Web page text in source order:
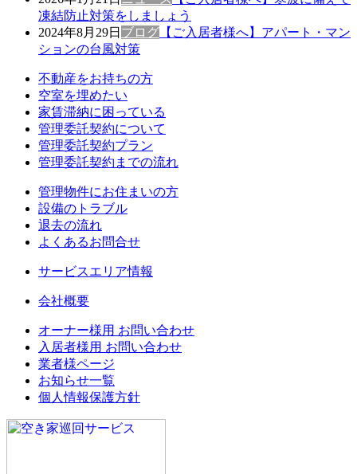
凍結防止対策をしましょう
2024年8月29日 ブログ 【ご入居者様へ】アパート・マン
ションの台風対策
不動産をお持ちの方
空室を埋めたい
家賃滞納に困っている
管理委託契約について
管理委託契約プラン
管理委託契約までの流れ
管理物件にお住まいの方
設備のトラブル
退去の流れ
よくあるお問合せ
サービスエリア情報
会社概要
オーナー様用 お問い合わせ
入居者様用 お問い合わせ
業者様ページ
お知らせ一覧
個人情報保護方針